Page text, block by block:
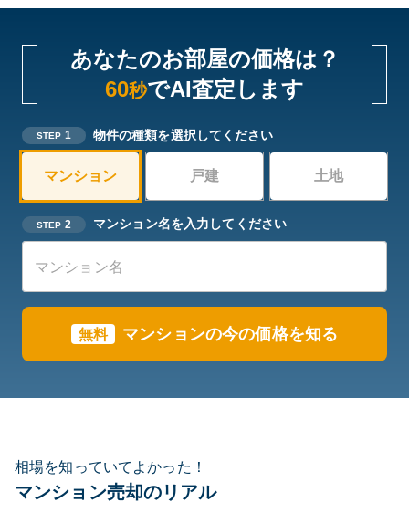
あなたのお部屋の価格は？
60秒でAI査定します
STEP 1 物件の種類を選択してください
マンション 戸建 土地
STEP 2 マンション名を入力してください
無料 マンションの今の価格を知る
相場を知っていてよかった！
マンション売却のリアル